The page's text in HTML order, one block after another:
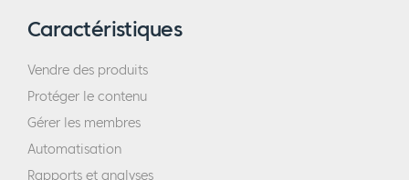
Caractéristiques
Vendre des produits
Protéger le contenu
Gérer les membres
Automatisation
Rapports et analyses